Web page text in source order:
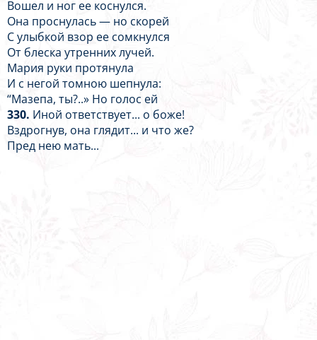
Вошел и ног ее коснулся.
Она проснулась — но скорей
С улыбкой взор ее сомкнулся
От блеска утренних лучей.
Мария руки протянула
И с негой томною шепнула:
“Мазепа, ты?..» Но голос ей
330. Иной ответствует... о боже!
Вздрогнув, она глядит... и что же?
Пред нею мать...